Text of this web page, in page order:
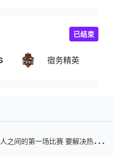
宿务精英
已结束
之间的第一场比赛 要解决热情的